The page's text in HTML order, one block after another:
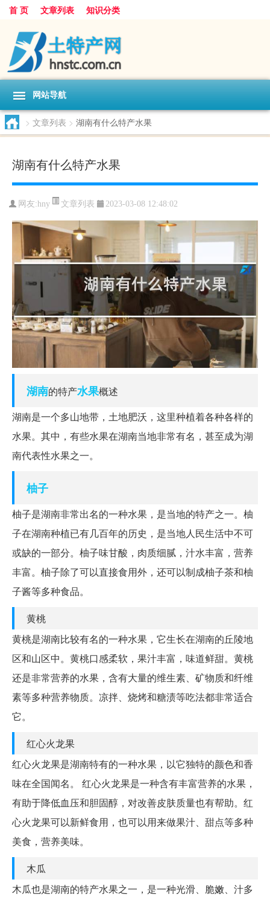
首 页 文章列表 知识分类
网站导航
> 文章列表 > 湖南有什么特产水果
湖南有什么特产水果
网友:hny 文章列表 2023-03-08 12:48:02
湖南的特产水果概述
湖南是一个多山地带，土地肥沃，这里种植着各种各样的
水果。其中，有些水果在湖南当地非常有名，甚至成为湖
南代表性水果之一。
柚子
柚子是湖南非常出名的一种水果，是当地的特产之一。柚
子在湖南种植已有几百年的历史，是当地人民生活中不可
或缺的一部分。柚子味甘酸，肉质细腻，汁水丰富，营养
丰富。柚子除了可以直接食用外，还可以制成柚子茶和柚
子酱等多种食品。
黄桃
黄桃是湖南比较有名的一种水果，它生长在湖南的丘陵地
区和山区中。黄桃口感柔软，果汁丰富，味道鲜甜。黄桃
还是非常营养的水果，含有大量的维生素、矿物质和纤维
素等多种营养物质。凉拌、烧烤和糖渍等吃法都非常适合
它。
红心火龙果
红心火龙果是湖南特有的一种水果，以它独特的颜色和香
味在全国闻名。 红心火龙果是一种含有丰富营养的水果，
有助于降低血压和胆固醇，对改善皮肤质量也有帮助。红
心火龙果可以新鲜食用，也可以用来做果汁、甜点等多种
美食，营养美味。
木瓜
木瓜也是湖南的特产水果之一，是一种光滑、脆嫩、汁多